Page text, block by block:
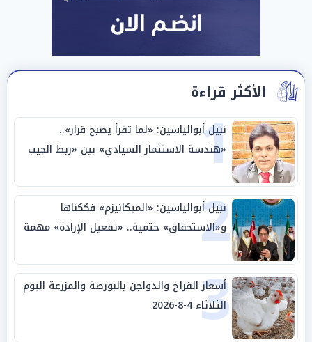
الأكثر قراءة
1
نبيل أبوالياسين: «لما تقرأ يصبح قرار»..
«هندسة الاستثمار السيادي» بين «ربط الجيب
بالوطن» و«سيادة الكلمة»
2
نبيل أبوالياسين: «الميكانيزم» فككناها
و«الاستحقاق» حتمية.. «تفعيل الإرادة» مهمة
الجامعة العربية
3
أسعار الفراخ والدواجن بالبورصة والمزرعة اليوم
الثلاثاء 4-8-2026